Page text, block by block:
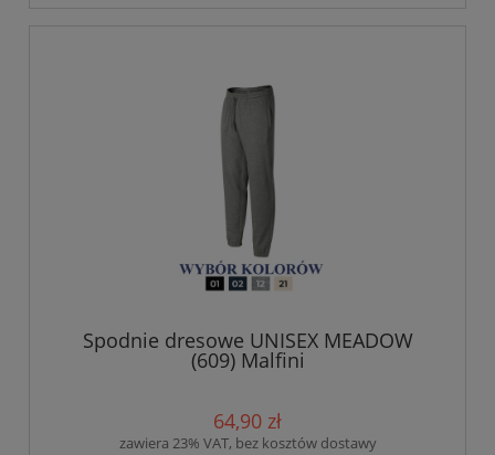
Spodnie dresowe UNISEX MEADOW
(609) Malfini
64,90 zł
zawiera 23% VAT, bez kosztów dostawy